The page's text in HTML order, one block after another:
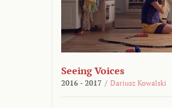
Seeing Voices
2016 - 2017 / Dariusz Kowalski